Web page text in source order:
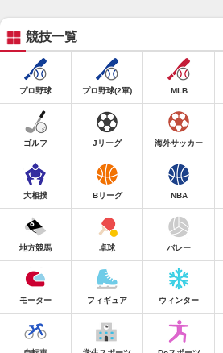
競技一覧
プロ野球 プロ野球(2軍) MLB
ゴルフ Jリーグ 海外サッカー
大相撲 Bリーグ NBA
地方競馬 卓球 バレー
モーター フィギュア ウィンター